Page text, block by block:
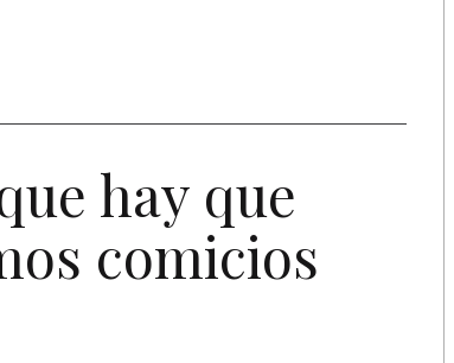
hay que
comicios